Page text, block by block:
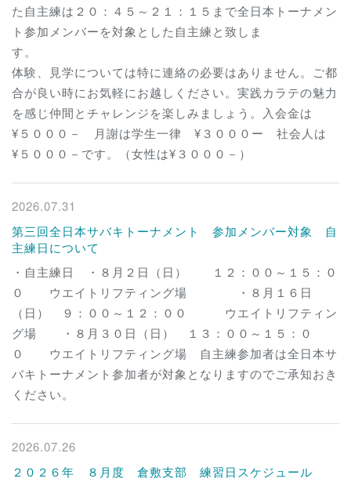
た自主練は２０：４５～２１：１５まで全日本トーナメン
ト参加メンバーを対象とした自主練と致しま
す
体験、見学については特に連絡の必要はありません。ご都
合が良い時にお気軽にお越しください。実践カラテの魅力
を感じ仲間とチャレンジを楽しみましょう。入会金は
¥５０００－ 月謝は学生一律 ¥３０００ー 社会人は
¥５０００－です。（女性は¥３０００－）
2026.07.31
第三回全日本サバキトーナメント 参加メンバー対象 自
主練日について
・自主練日 ・８月２日（日） １２：００～１５：０
０ ウエイトリフティング場 ・８月１６日
（日） ９：００～１２：００ ウエイトリフティン
グ場 ・８月３０日（日） １３：００～１５：０
０ ウエイトリフティング場 自主練参加者は全日本サ
バキトーナメント参加者が対象となりますのでご承知おき
ください。
2026.07.26
２０２６年 ８月度 倉敷支部 練習日スケジュール